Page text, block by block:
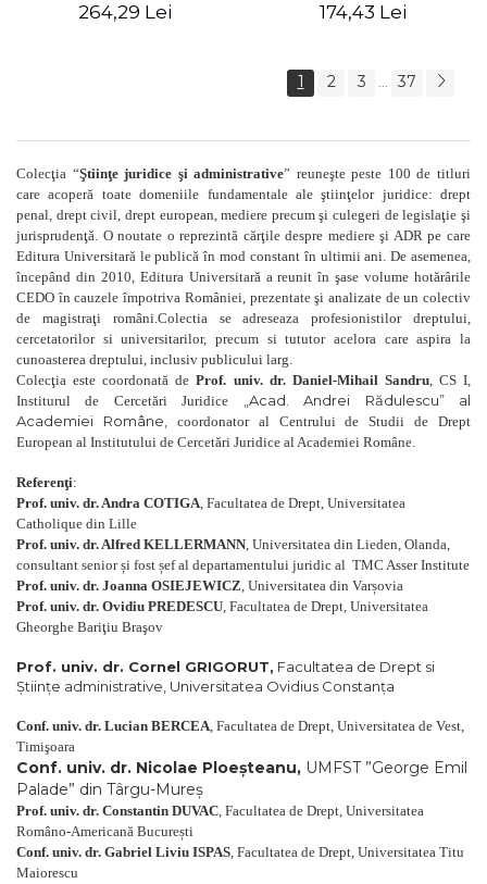
264,29 Lei
VIII-a, revizuita si adaugita
174,43 Lei
1 2 3 ... 37
Colecţia “Ştiinţe juridice şi administrative” reuneşte peste 100 de titluri
care acoperă toate domeniile fundamentale ale ştiinţelor juridice: drept
penal, drept civil, drept european, mediere precum şi culegeri de legislaţie şi
jurisprudenţă. O noutate o reprezintă cărţile despre mediere şi ADR pe care
Editura Universitară le publică în mod constant în ultimii ani. De asemenea,
începând din 2010, Editura Universitară a reunit în şase volume hotărârile
CEDO în cauzele împotriva României, prezentate şi analizate de un colectiv
de magistraţi români.Colectia se adreseaza profesionistilor dreptului,
cercetatorilor si universitarilor, precum si tututor acelora care aspira la
cunoasterea dreptului, inclusiv publicului larg.
Colecţia este coordonată deProf. univ. dr. Daniel-Mihail Sandru, CS I,
Institurul de Cercetări Juridice
„Acad. Andrei Rădulescu” al
Academiei Române, coordonator al Centrului de Studii de Drept
European al Institutului de Cercetări Juridice al Academiei Române.
Referenţi:
Prof. univ. dr. Andra COTIGA, Facultatea de Drept, Universitatea
Catholique din Lille
Prof. univ. dr. Alfred KELLERMANN, Universitatea din Lieden, Olanda,
consultant senior și fost șef al departamentului juridic al TMC Asser Institute
Prof. univ. dr. Joanna OSIEJEWICZ, Universitatea din Varșovia
Prof. univ. dr. Ovidiu PREDESCU, Facultatea de Drept, Universitatea
Gheorghe Bariţiu Braşov
Prof. univ. dr. Cornel GRIGORUT, Facultatea de Drept si
Ştiinţe administrative, Universitatea Ovidius Constanţa
Conf. univ. dr. Lucian BERCEA, Facultatea de Drept, Universitatea de Vest,
Timişoara
Conf. univ. dr. Nicolae Ploeșteanu, UMFST ”George Emil
Palade” din Târgu-Mureș
Prof. univ. dr. Constantin DUVAC, Facultatea de Drept, Universitatea
Româno-Americană București
Conf. univ. dr. Gabriel Liviu ISPAS, Facultatea de Drept, Universitatea Titu
Maiorescu